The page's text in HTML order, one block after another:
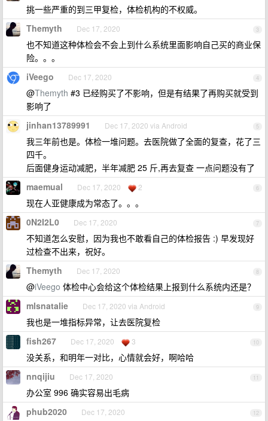
挑一些严重的到三甲复检，体检机构的不权威。
3
Themyth Dec 17, 2020
也不知道这种体检会不会上到什么系统里面影响自己买的商业保
险。。。
4
iVeego Dec 17, 2020
@Themyth #3 已经购买了不影响，但是有结果了再购买就受到
影响了
5
jinhan13789991 Dec 17, 2020 via Android
我三年前也是。体检一堆问题。去医院做了全面的复查，花了三
四千。
后面健身运动减肥，半年减肥 25 斤,再去复查 一点问题没有了
6
maemual Dec 17, 2020 2
现在人亚健康成为常态了。。。
7
0N2I2L0 Dec 17, 2020
不知道怎么安慰，因为我也不敢看自己的体检报告 :) 早发现好
过检查不出来，祝好。
8
Themyth Dec 17, 2020
@iVeego 体检中心会给这个体检结果上报到什么系统内还是？
9
mlsnatalie Dec 17, 2020 via Android
我也是一堆指标异常，让去医院复检
10
fish267 Dec 17, 2020 3
没关系，和明年一对比，心情就会好，啊哈哈
11
nnqijiu Dec 17, 2020
办公室 996 确实容易出毛病
12
phub2020 Dec 17, 2020